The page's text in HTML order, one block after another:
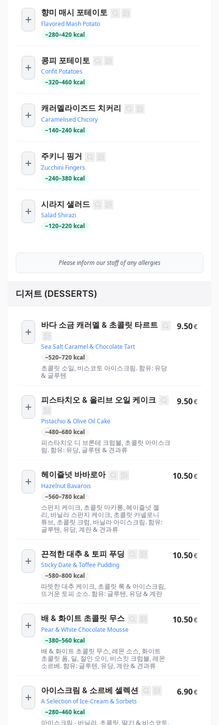
향미 매시 포테이토
Flavored Mash Potato
~280–420 kcal
콩피 포테이토
Confit Potatoes
~320–460 kcal
캐러멜라이즈드 치커리
Caramelised Chicory
~140–240 kcal
주키니 핑거
Zucchini Fingers
~240–380 kcal
시라지 샐러드
Salad Shirazi
~120–220 kcal
Please inform our staff of any allergies
디저트 (DESSERTS)
바다 소금 캐러멜 & 초콜릿 타르트
Sea Salt Caramel & Chocolate Tart
~520–720 kcal
초콜릿 소일, 비스코토 아이스크림. 함유: 유당
& 글루텐
9.50€
피스타치오 & 올리브 오일 케이크
Pistachio & Olive Oil Cake
~480–680 kcal
피스타치오 디 브론테 크럼블, 초콜릿 아이스크
림. 함유: 유당, 글루텐 & 견과류
9.50€
헤이즐넛 바바로아
Hazelnut Bavarois
~560–780 kcal
스펀지 케이크, 초콜릿 마카롱, 헤이즐넛 젤
리, 바닐라 스펀지 케이크, 초콜릿 카넬로니
튜브, 초콜릿 크럼, 바닐라 아이스크림. 함유:
글루텐, 유당, 계란 & 견과류
10.50€
끈적한 대추 & 토피 푸딩
Sticky Date & Toffee Pudding
~580–800 kcal
따뜻한 대추 케이크, 초콜릿 록 & 아이스크림,
뜨거운 토피 소스. 함유: 글루텐, 유당 & 계란
10.50€
배 & 화이트 초콜릿 무스
Pear & White Chocolate Mousse
~380–560 kcal
배 & 화이트 초콜릿 무스, 레몬 소스, 화이트
초콜릿 폼, 딜, 절인 오이, 비스킷 크럼블, 레몬
소르베. 함유: 글루텐, 유당, 계란 & 견과류
10.50€
아이스크림 & 소르베 셀렉션
A Selection of Ice-Cream & Sorbets
~280–460 kcal
아이스크림 - 바닐라, 초콜릿, 딸기 & 비스코토,
6.90€